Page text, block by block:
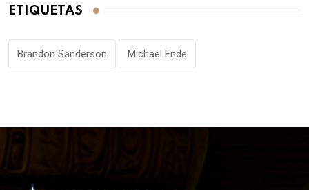
ETIQUETAS
Brandon Sanderson Michael Ende